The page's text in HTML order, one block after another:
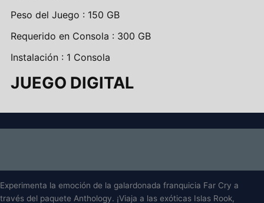
Peso del Juego : 150 GB
Requerido en Consola : 300 GB
Instalación : 1 Consola
JUEGO DIGITAL
Experimenta la emoción de la galardonada franquicia Far Cry a
través del paquete Anthology. ¡Viaja a las exóticas Islas Rook,